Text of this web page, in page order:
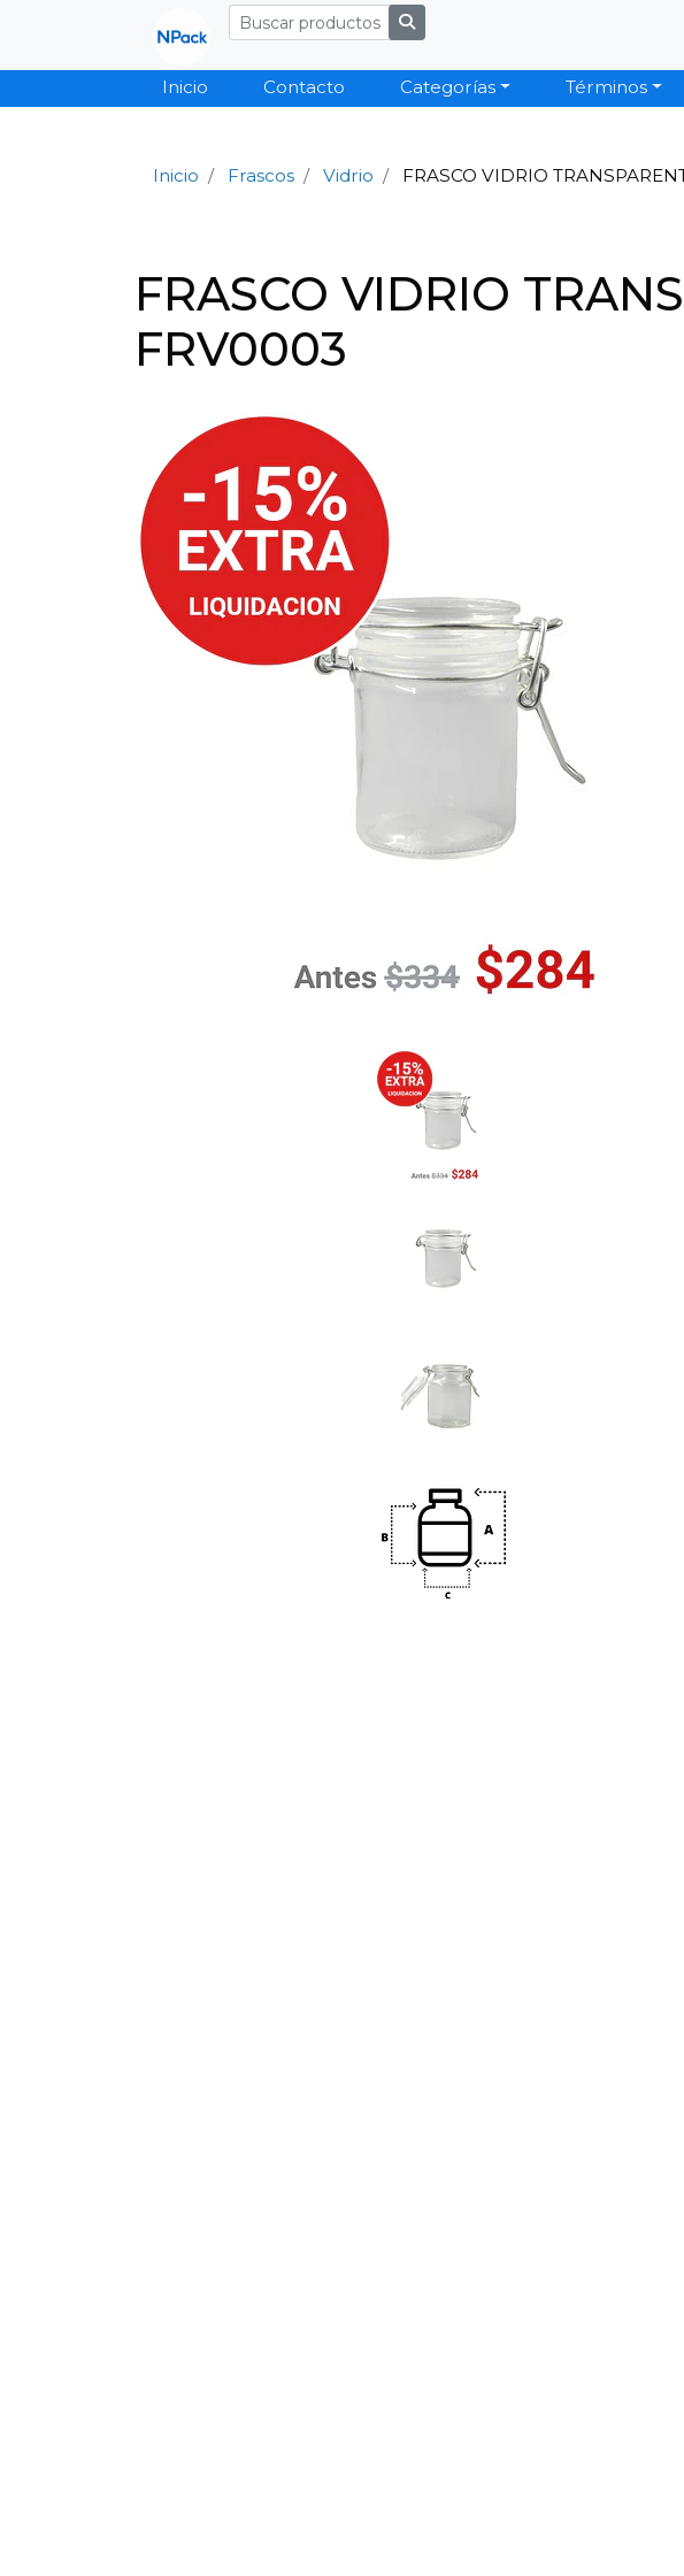
Inicio Contacto Categorías Términos
Inicio Frascos Vidrio FRASCO VIDRIO
FRASCO VIDRIO
FRV0003